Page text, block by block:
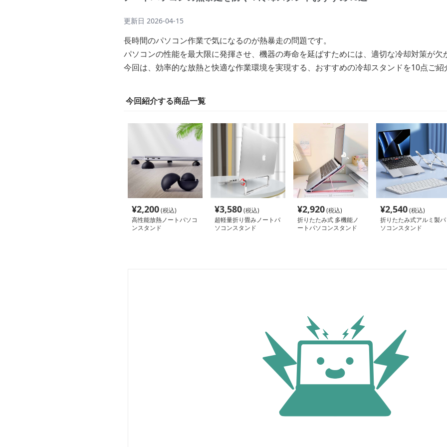
更新日 2026-04-15
長時間のパソコン作業で気になるのが熱暴走の問題です。
パソコンの性能を最大限に発揮させ、機器の寿命を延ばすためには、適切な冷却対策が欠
今回は、効率的な放熱と快適な作業環境を実現する、おすすめの冷却スタンドを10点ご紹
今回紹介する商品一覧
¥2,200(税込)
高性能放熱ノートパソコ
ンスタンド
¥3,580(税込)
超軽量折り畳みノートパ
ソコンスタンド
¥2,920(税込)
折りたたみ式 多機能ノ
ートパソコンスタンド
¥2,540(税込)
折りたたみ式アルミ製パ
ソコンスタンド